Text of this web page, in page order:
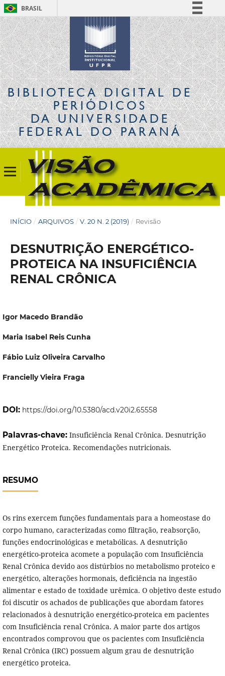
BRASIL
Simplifique!
Comunica BR
Participe
Acesso à informação
Legislação
Canais
BIBLIOTECA DIGITALDE
PERIÓDICOS
DA UNIVERSIDADE
FEDERAL DO PARANÁ
INÍCIO / ARQUIVOS / V. 20 N. 2 (2019) / Revisão
DESNUTRIÇÃO ENERGÉTICO-
PROTEICA NA INSUFICIÊNCIA
RENAL CRÔNICA
Igor Macedo Brandão
Maria Isabel Reis Cunha
Fábio Luiz Oliveira Carvalho
Francielly Vieira Fraga
DOI: https://doi.org/10.5380/acd.v20i2.65558
Palavras-chave: Insuficiência Renal Crônica. Desnutrição
Energético Proteica. Recomendações nutricionais.
RESUMO
Os rins exercem funções fundamentais para a homeostase do
corpo humano, caracterizadas como filtração, reabsorção,
funções endocrinológicas e metabólicas. A desnutrição
energético-proteica acomete a população com Insuficiência
Renal Crônica devido aos distúrbios no metabolismo proteico e
energético, alterações hormonais, deficiência na ingestão
alimentar e estado de toxidade urêmica. O objetivo deste estudo
foi discutir os achados de publicações que abordam fatores
relacionados à desnutrição energético-proteica em pacientes
com Insuficiência renal Crônica. A maior parte dos artigos
encontrados comprovou que os pacientes com Insuficiência
Renal Crônica (IRC) possuem algum grau de desnutrição
energético proteica.